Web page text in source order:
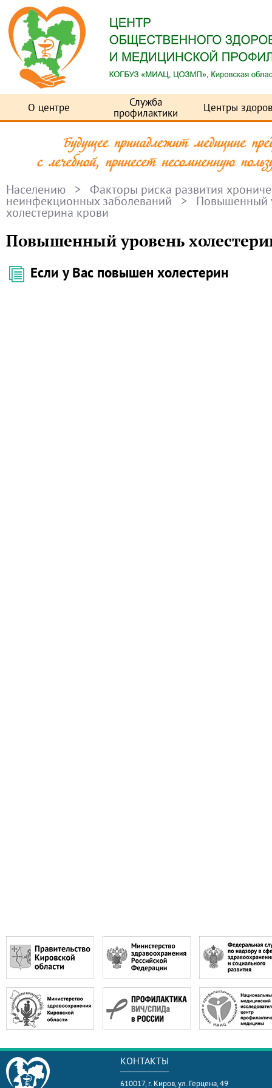
О центре
Служба
профилактики
Центры
Населению > Факторы риска развития
неинфекционных заболеваний > Повышенный
холестерина крови
Повышенный уровень
Если у Вас повышен холестерин
КОНТАКТЫ
610017, г. Киров, ул. Герцена, 49